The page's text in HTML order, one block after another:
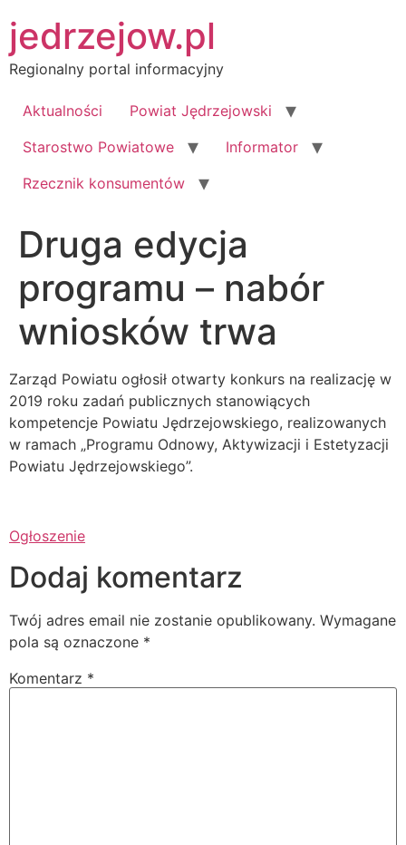
do
treści
jedrzejow.pl
Regionalny portal informacyjny
Aktualności
Powiat Jędrzejowski
Starostwo Powiatowe
Informator
Rzecznik konsumentów
Druga edycja
programu – nabór
wniosków trwa
Zarząd Powiatu ogłosił otwarty konkurs na realizację w
2019 roku zadań publicznych stanowiących
kompetencje Powiatu Jędrzejowskiego, realizowanych
w ramach „Programu Odnowy, Aktywizacji i Estetyzacji
Powiatu Jędrzejowskiego”.
Ogłoszenie
Dodaj komentarz
Twój adres email nie zostanie opublikowany. Wymagane
pola są oznaczone *
Komentarz *